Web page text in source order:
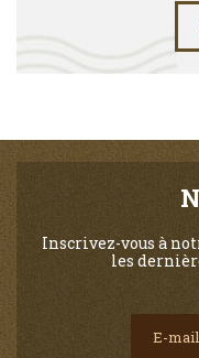
Inscrivez-vous à
les